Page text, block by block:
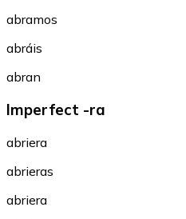
abramos
abráis
abran
Imperfect -ra
abriera
abrieras
abriera